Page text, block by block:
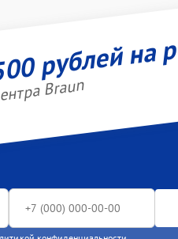
рублей на
Braun